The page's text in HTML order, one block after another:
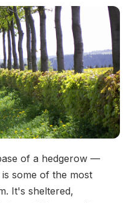
of a hedgerow —
some of the most
It's sheltered,